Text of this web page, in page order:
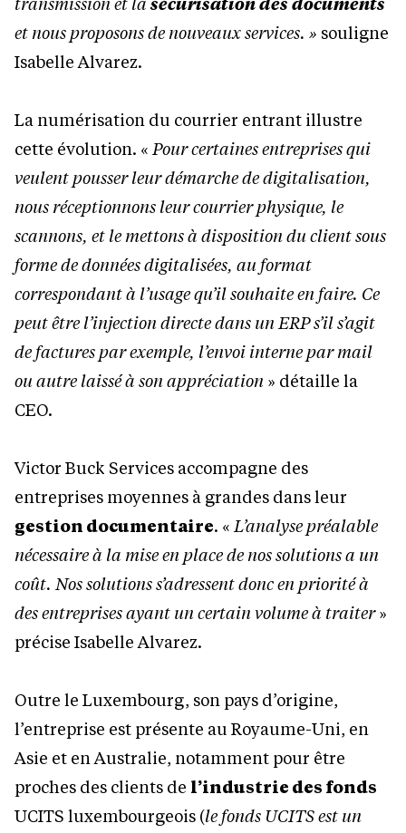
et nous proposons de nouveaux services. » souligne
Isabelle Alvarez.
La numérisation du courrier entrant illustre
cette évolution. « Pour certaines entreprises qui
veulent pousser leur démarche de digitalisation,
nous réceptionnons leur courrier physique, le
scannons, et le mettons à disposition du client sous
forme de données digitalisées, au format
correspondant à l’usage qu’il souhaite en faire. Ce
peutêtre l’injection directe dans un ERP s’il s’agit
de factures par exemple, l’envoi interne par mail
ou autre laissé à son appréciation » détaille la
CEO.
Victor Buck Services accompagne des
entreprises moyennes à grandes dans leur
gestion documentaire. «L’analyse préalable
nécessaire à la mise en place de nos solutions a un
coût. Nos solutions s’adressent donc en priorité à
des entreprises ayant un certain volume à traiter»
précise Isabelle Alvarez.
Outre le Luxembourg, son pays d’origine,
l’entreprise est présente au Royaume-Uni, en
Asie et en Australie, notamment pour être
proches des clients de l’industrie des fonds
UCITS luxembourgeois (le fonds UCITS est un